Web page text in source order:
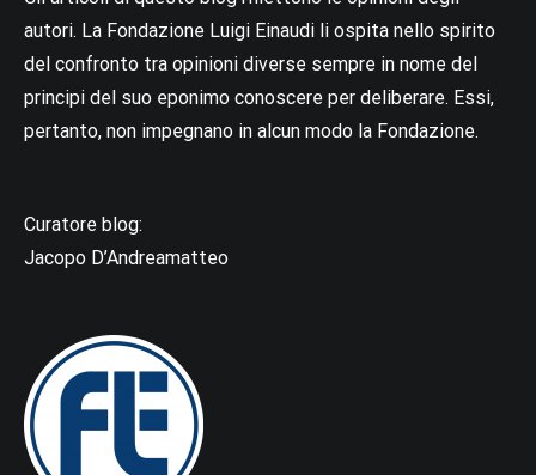
autori. La Fondazione Luigi Einaudi li ospita nello spirito
del confronto tra opinioni diverse sempre in nome del
principi del suo eponimo conoscere per deliberare. Essi,
pertanto, non impegnano in alcun modo la Fondazione.
Curatore blog:
Jacopo D’Andreamatteo